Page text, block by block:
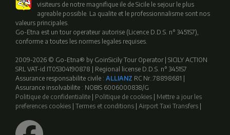
visiteurs de notre magnifique ile de Sicile le sejour le plus
agreable possible. La qualite et le professionnalisme sont nos
valeurs principales.
Go-Etna est un tour operateur autorise (Licence D.D.S. n° 3451S7),
conforme a toutes les normes legales requises.
2009-2026 © Go-Etna® by GoinSicily Tour Operator | SICILY ACTION
SRL VAT-id:IT05304190878 | Regional license D.D.S. n° 3451S7
Assurance responsabilite civile : ALLIANZ RC Nr.:78898681 |
Assurance insolvabilite : NOBIS 6006000838/G
Politique de confidentialite
Politique de cookies
Mettre a jour les
preferences cookies Termes et conditions Airport Taxi Transfers